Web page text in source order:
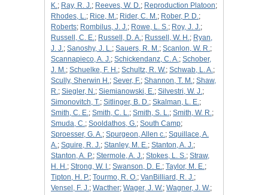
K.; Ray, R. J.; Reeves, W. D.; Reproduction Platoon;
Rhodes, L.; Rice, M.; Rider, C. M.; Rober, P. D.;
Roberts; Rombilus, J. J.; Rowe, L. S.; Roy, J. J.;
Russell, C. E.; Russell, D. A.; Russell, W. H.; Ryan,
J. J.; Sanoshy, J. L.; Sauers, R. M.; Scanlon, W. R.;
Scannapieco, A. J.; Schickendanz, C. A.; Schober,
J. M.; Schuelke, F. H.; Schultz, R. W.; Schwab, L. A.;
Scully, Sherwin H.; Sever, F.; Shannon, T. M.; Shaw,
R.; Siegler, N.; Siemianowski, E.; Silvestri, W. J.;
Simonovitch, T.; Sitlinger, B. D.; Skalman, L. E.;
Smith, C. E.; Smith, C. L.; Smith, S. L.; Smith, W. R.;
Smuda, C.; Sooldathos, G.; South Camp;
Sproesser, G. A.; Spurgeon, Allen c.; Squillace, A.
A.; Squire, R. J.; Stanley, M. E.; Stanton, A. J.;
Stanton, A. P.; Stermole, A. J.; Stokes, L. S.; Straw,
H. H.; Strong, W. I.; Swanson, D. E.; Taylor, M. E.;
Tipton, H. P.; Tourmo, R. O.; VanBilliard, R. J.;
Vensel, F. J.; Wacther; Wager, J. W.; Wagner, J. W.;